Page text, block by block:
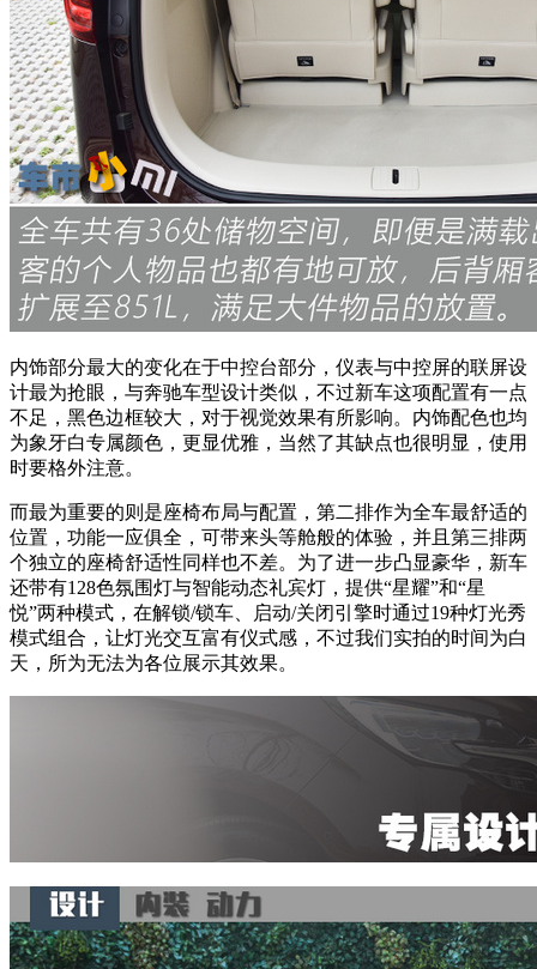
内饰部分最大的变化在于中控台部分，仪表与中控屏的联屏设
计最为抢眼，与奔驰车型设计类似，不过新车这项配置有一点
不足，黑色边框较大，对于视觉效果有所影响。内饰配色也均
为象牙白专属颜色，更显优雅，当然了其缺点也很明显，使用
时要格外注意。
而最为重要的则是座椅布局与配置，第二排作为全车最舒适的
位置，功能一应俱全，可带来头等舱般的体验，并且第三排两
个独立的座椅舒适性同样也不差。为了进一步凸显豪华，新车
还带有128色氛围灯与智能动态礼宾灯，提供“星耀”和“星
悦”两种模式，在解锁/锁车、启动/关闭引擎时通过19种灯光秀
模式组合，让灯光交互富有仪式感，不过我们实拍的时间为白
天，所为无法为各位展示其效果。